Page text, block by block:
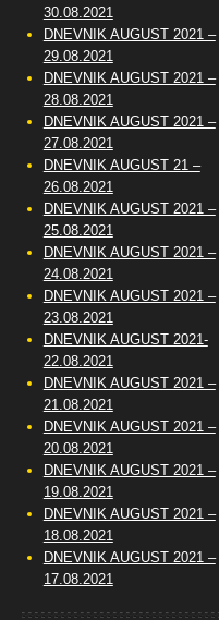
30.08.2021
DNEVNIK AUGUST 2021 –
29.08.2021
DNEVNIK AUGUST 2021 –
28.08.2021
DNEVNIK AUGUST 2021 –
27.08.2021
DNEVNIK AUGUST 21 –
26.08.2021
DNEVNIK AUGUST 2021 –
25.08.2021
DNEVNIK AUGUST 2021 –
24.08.2021
DNEVNIK AUGUST 2021 –
23.08.2021
DNEVNIK AUGUST 2021-
22.08.2021
DNEVNIK AUGUST 2021 –
21.08.2021
DNEVNIK AUGUST 2021 –
20.08.2021
DNEVNIK AUGUST 2021 –
19.08.2021
DNEVNIK AUGUST 2021 –
18.08.2021
DNEVNIK AUGUST 2021 –
17.08.2021